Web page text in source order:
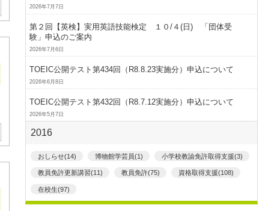
2026年7月7日
第２回【英検】実用英語技能検定 １０/４(日) 「団体受
験」申込のご案内
2026年7月6日
TOEIC公開テスト第434回（R8.8.23実施分）申込について
2026年6月8日
TOEIC公開テスト第432回（R8.7.12実施分）申込について
2026年5月7日
2016
おしらせ(14) 博物館学芸員(1) 小学校教諭免許取得支援(3)
教員免許更新講習(11) 教員免許(75) 資格取得支援(108)
在校生(97)